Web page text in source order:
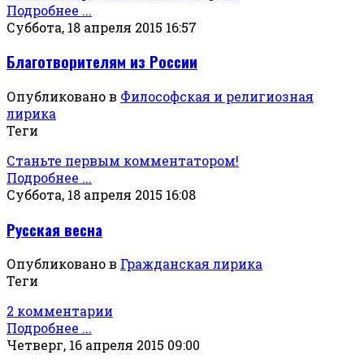
Подробнее ...
Суббота, 18 апреля 2015 16:57
Благотворителям из России
Опубликовано в Философская и религиозная
лирика
Теги
Станьте первым комментатором!
Подробнее ...
Суббота, 18 апреля 2015 16:08
Русская весна
Опубликовано в Гражданская лирика
Теги
2 комментарии
Подробнее ...
Четверг, 16 апреля 2015 09:00